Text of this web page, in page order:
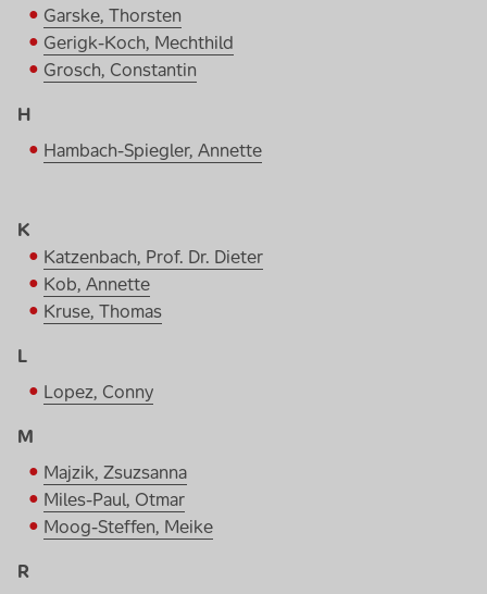
Garske, Thorsten
Gerigk-Koch, Mechthild
Grosch, Constantin
H
Hambach-Spiegler, Annette
K
Katzenbach, Prof. Dr. Dieter
Kob, Annette
Kruse, Thomas
L
Lopez, Conny
M
Majzik, Zsuzsanna
Miles-Paul, Otmar
Moog-Steffen, Meike
R